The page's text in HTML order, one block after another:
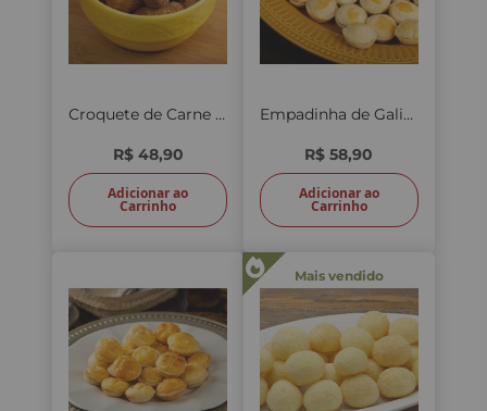
Croquete de Carne 20 unid.
R$ 48,90
Adicionar ao
Carrinho
Empadinha de Galinha 25 unid.
R$ 58,90
Adicionar ao
Carrinho
Mais vendido